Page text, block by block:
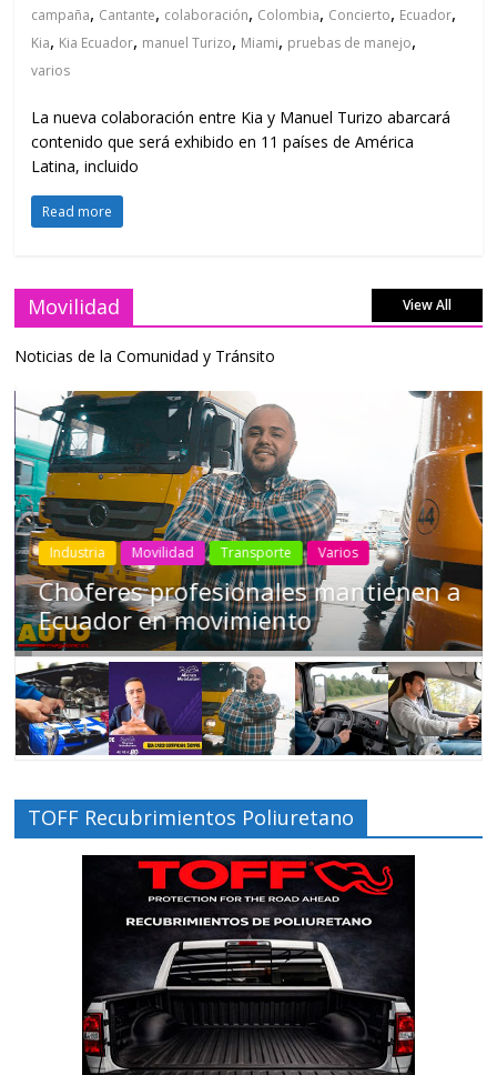
campaña, Cantante, colaboración, Colombia, Concierto, Ecuador,
Kia, Kia Ecuador, manuel Turizo, Miami, pruebas de manejo,
varios
La nueva colaboración entre Kia y Manuel Turizo abarcará
contenido que será exhibido en 11 países de América
Latina, incluido
Read more
Movilidad View All
Noticias de la Comunidad y Tránsito
Industria Movilidad Transporte Varios
Conducir cansado puede ser tan
peligroso como manejar ‘tomado’
TOFF Recubrimientos Poliuretano